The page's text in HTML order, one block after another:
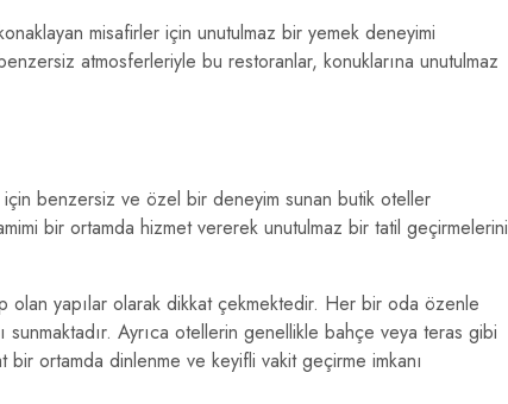
misafirler için unutulmaz bir yemek deneyimi
atmosferleriyle bu restoranlar, konuklarına unutulmaz
benzersiz ve özel bir deneyim sunan butik oteller
bir ortamda hizmet vererek unutulmaz bir tatil geçirmelerini
olan yapılar olarak dikkat çekmektedir. Her bir oda özenle
Ayrıca otellerin genellikle bahçe veya teras gibi
bir ortamda dinlenme ve keyifli vakit geçirme imkanı